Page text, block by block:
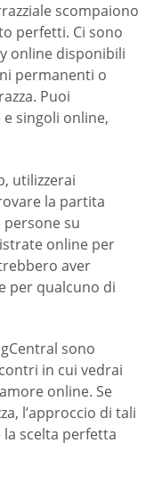
scompaiono
perfetti. Ci sono
online disponibili
permanenti o
Puoi
singoli online,
utilizzerai
la partita
su
online per
aver
per qualcuno di
sono
in cui vedrai
online. Se
l’approccio di tali
scelta perfetta